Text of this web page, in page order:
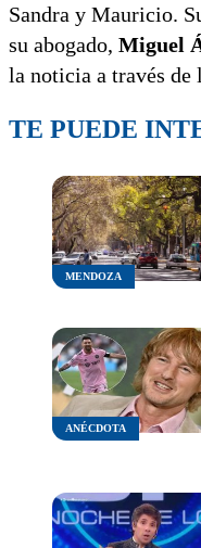
Sandra y Mauricio.
su abogado, Miguel
la noticia a través de
TE PUEDE
MENDOZA
ANÉCDOTA